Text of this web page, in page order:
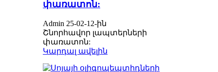
փառատոն:
Admin 25-02-12-ին
Շնորհավոր լապտերների
փառատոն:
Կարդալ ավելին